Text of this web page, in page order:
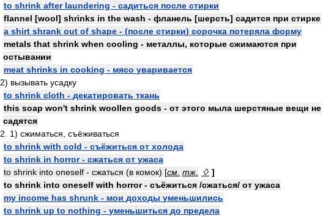
to shrink after laundering - садиться после стирки
flannel [wool] shrinks in the wash - фланель [шерсть] садится при стирке
a shirt shrank out of shape - (после стирки) сорочка потеряла форму
metals that shrink when cooling - металлы, которые сжимаются при
остывании
meat shrinks in cooking - мясо уваривается
2) вызывать усадку
to shrink cloth - декатировать ткань
this soap won't shrink woollen goods - от этого мыла шерстяные вещи не
садятся
2
1) сжиматься съёживаться
to shrink with cold - съёжиться от холода
to shrink in horror- сжаться от ужаса
to shrink into oneself - сжаться (в комок) [см тж ♢ ]
to shrink into oneself with horror- съёжиться /сжаться/ от ужаса
my income has shrunk - мои доходы уменьшились
to shrink up to nothing - уменьшиться до предела